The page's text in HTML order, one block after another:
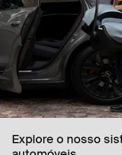
Explore o nosso